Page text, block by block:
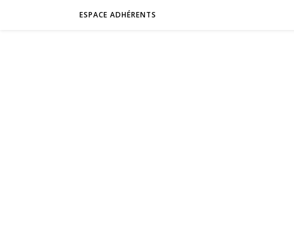
ESPACE ADHÉRENTS